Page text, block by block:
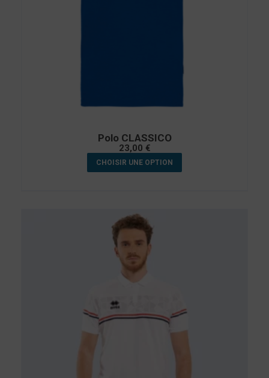
Polo CLASSICO
23,00 €
CHOISIR UNE OPTION